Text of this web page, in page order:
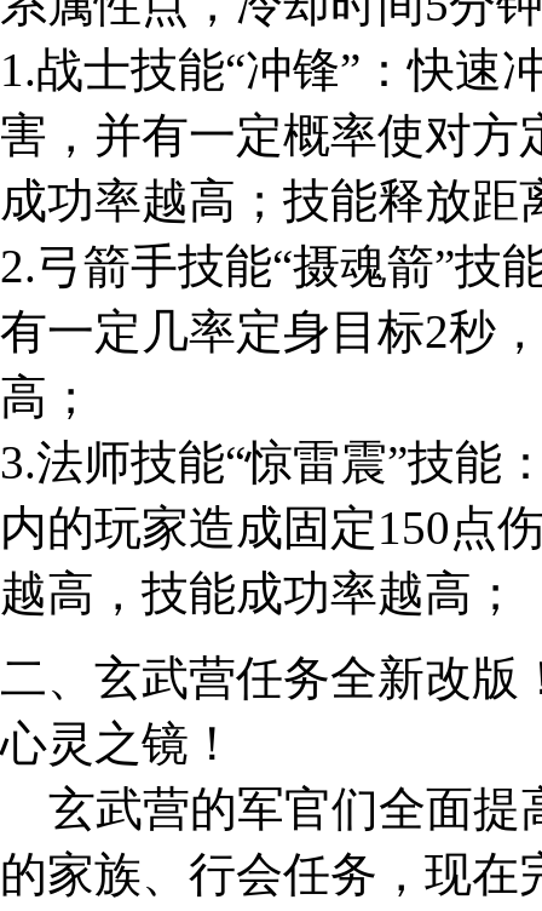
1.战士技能“冲锋”：快速
害，并有一定概率使对方
成功率越高；技能释放距
2.弓箭手技能“摄魂箭”技
有一定几率定身目标2秒
高；
3.法师技能“惊雷震”技能
内的玩家造成固定150点
越高，技能成功率越高；
二、玄武营任务全新改版
心灵之镜！
玄武营的军官们全面提
的家族、行会任务，现在